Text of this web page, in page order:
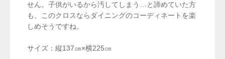
せん。子供がいるから汚してしまう…と諦めていた方
も、このクロスならダイニングのコーディネートを楽
しめそうですね。
サイズ：縦137㎝×横225㎝